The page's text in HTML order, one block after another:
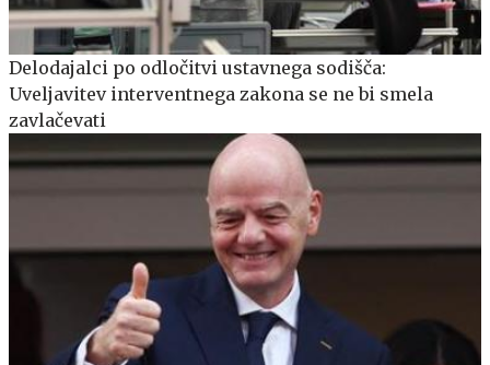
Delodajalci po odločitvi ustavnega sodišča:
Uveljavitev interventnega zakona se ne bi smela
zavlačevati